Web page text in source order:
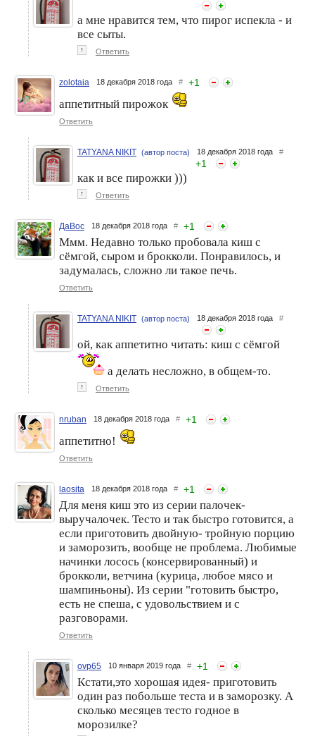
а мне нравится тем, что пирог испекла - и
все сыты.
↑ Ответить
zolotaia 18 декабря 2018 года # +1
аппетитный пирожок
Ответить
TATYANA NIKIT (автор поста) 18 декабря 2018 года #
+1
как и все пирожки )))
↑ Ответить
ДаВос 18 декабря 2018 года # +1
Ммм. Недавно только пробовала киш с
сёмгой, сыром и брокколи. Понравилось, и
задумалась, сложно ли такое печь.
Ответить
TATYANA NIKIT (автор поста) 18 декабря 2018 года #
ой, как аппетитно читать: киш с сёмгой
а делать несложно, в общем-то.
↑ Ответить
nruban 18 декабря 2018 года # +1
аппетитно!
Ответить
laosita 18 декабря 2018 года # +1
Для меня киш это из серии палочек-
выручалочек. Тесто и так быстро готовится, а
если приготовить двойную- тройную порцию
и заморозить, вообще не проблема. Любимые
начинки лосось (консервированный) и
брокколи, ветчина (курица, любое мясо и
шампиньоны). Из серии "готовить быстро,
есть не спеша, с удовольствием и с
разговорами.
Ответить
ovp65 10 января 2019 года # +1
Кстати,это хорошая идея- приготовить
один раз побольше теста и в заморозку. А
сколько месяцев тесто годное в
морозилке?